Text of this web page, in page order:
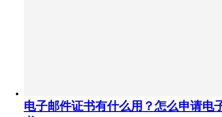
电子邮件证书有什么用？怎么申请电